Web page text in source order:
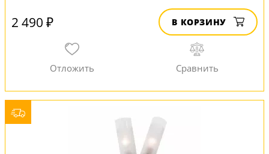
2 490 ₽ В КОРЗИНУ